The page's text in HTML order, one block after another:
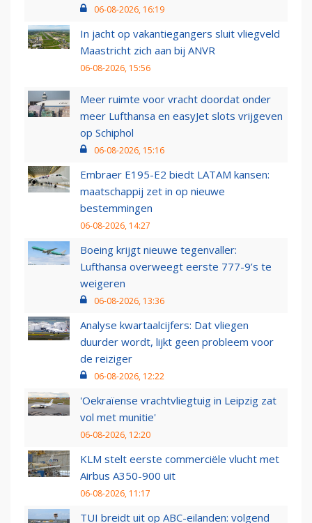
06-08-2026, 16:19
In jacht op vakantiegangers sluit vliegveld
Maastricht zich aan bij ANVR
06-08-2026, 15:56
Meer ruimte voor vracht doordat onder
meer Lufthansa en easyJet slots vrijgeven
op Schiphol
06-08-2026, 15:16
Embraer E195-E2 biedt LATAM kansen:
maatschappij zet in op nieuwe
bestemmingen
06-08-2026, 14:27
Boeing krijgt nieuwe tegenvaller:
Lufthansa overweegt eerste 777-9’s te
weigeren
06-08-2026, 13:36
Analyse kwartaalcijfers: Dat vliegen
duurder wordt, lijkt geen probleem voor
de reiziger
06-08-2026, 12:22
'Oekraïense vrachtvliegtuig in Leipzig zat
vol met munitie'
06-08-2026, 12:20
KLM stelt eerste commerciële vlucht met
Airbus A350-900 uit
06-08-2026, 11:17
TUI breidt uit op ABC-eilanden: volgend